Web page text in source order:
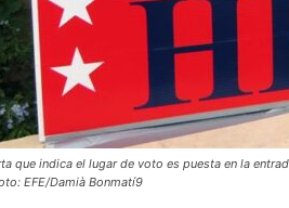
que indica el lugar de voto es puesta en la
EFE/Damià Bonmatí9